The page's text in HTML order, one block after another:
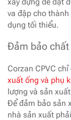
va đập cho
dụng tối thiểu.
Đảm bảo
Corzan CPVC chỉ
xuất ống và phụ
lượng và sản
Để đảm bảo sản
nhà sản xuất